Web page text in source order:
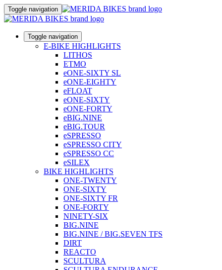
Toggle navigation
Toggle navigation
E-BIKE HIGHLIGHTS
LITHOS
ETMO
eONE-SIXTY SL
eONE-EIGHTY
eFLOAT
eONE-SIXTY
eONE-FORTY
eBIG.NINE
eBIG.TOUR
eSPRESSO
eSPRESSO CITY
eSPRESSO CC
eSILEX
BIKE HIGHLIGHTS
ONE-TWENTY
ONE-SIXTY
ONE-SIXTY FR
ONE-FORTY
NINETY-SIX
BIG.NINE
BIG.NINE / BIG.SEVEN TFS
DIRT
REACTO
SCULTURA